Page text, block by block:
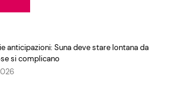
anticipazioni: Suna deve stare lontana da
si complicano